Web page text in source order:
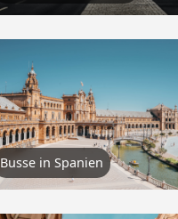
Busse in Spanien